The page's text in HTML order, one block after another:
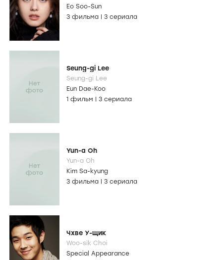
Eo Soo-Sun
3 фильма
3 сериала
Seung-gi Lee
Seung-gi Lee
Eun Dae-Koo
1 фильм
3 сериала
Yun-a Oh
Yun-a Oh
Kim Sa-kyung
3 фильма
3 сериала
Чхве У-щик
Woo-sik Choi
Special Appearance